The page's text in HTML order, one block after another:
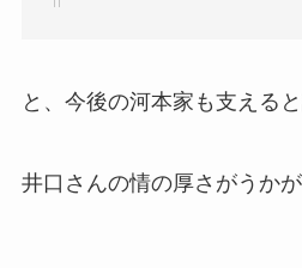
と、今後の河本家も支える
井口さんの情の厚さがうか